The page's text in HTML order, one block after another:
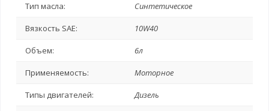
Тип масла: Синтетическое
Вязкость SAE: 10W40
Объем: 6л
Применяемость: Моторное
Типы двигателей: Дизель